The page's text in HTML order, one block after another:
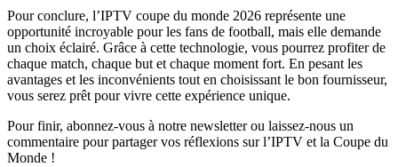
Pour conclure, l’IPTV coupe du monde 2026 représente une
opportunité incroyable pour les fans de football, mais elle demande
un choix éclairé. Grâce à cette technologie, vous pourrez profiter de
chaque match, chaque but et chaque moment fort. En pesant les
avantages et les inconvénients tout en choisissant le bon fournisseur,
vous serez prêt pour vivre cette expérience unique.
Pour finir, abonnez-vous à notre newsletter ou laissez-nous un
commentaire pour partager vos réflexions sur l’IPTV et la Coupe du
Monde !